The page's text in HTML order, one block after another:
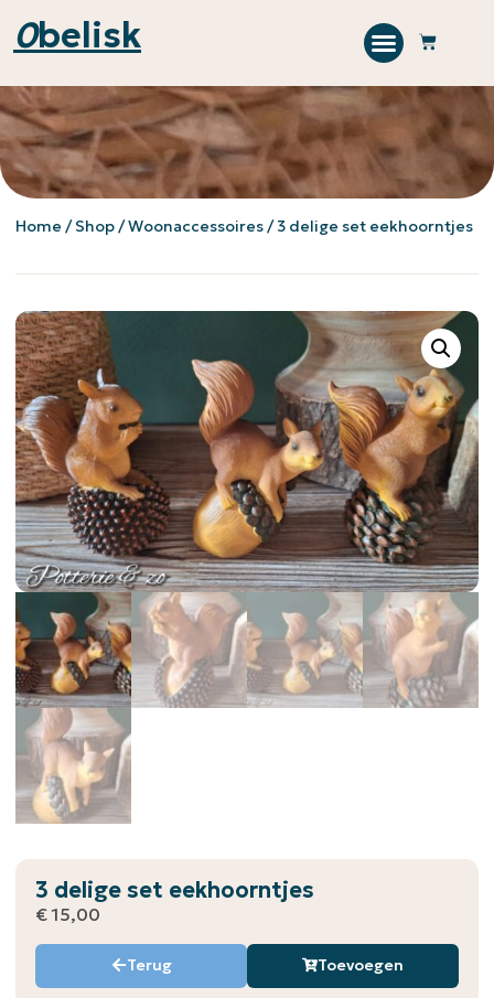
0belisk
Home /Shop/Woonaccessoires/ 3 delige set eekhoorntjes
3 delige set eekhoorntjes
€15,00
Terug Toevoegen